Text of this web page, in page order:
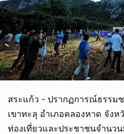
สระแก้ว - ปรากฏการณ์ธรรม
เขาทะลุ อำเภอคลองหาด จัง
ท่องเที่ยวและประชาชนจำนว